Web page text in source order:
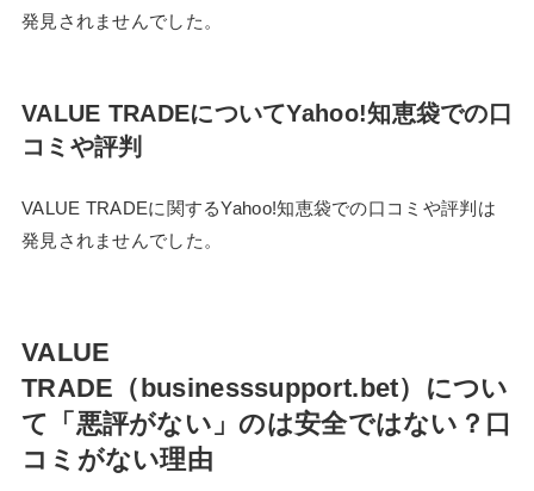
発見されませんでした。
VALUE TRADEについてYahoo!知恵袋での口
コミや評判
VALUE TRADEに関するYahoo!知恵袋での口コミや評判は
発見されませんでした。
VALUE
TRADE（businesssupport.bet）につい
て「悪評がない」のは安全ではない？口
コミがない理由